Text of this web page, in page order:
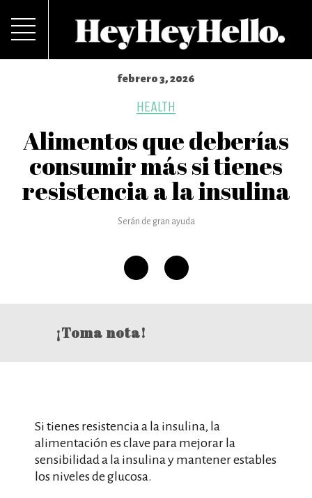
febrero 3, 2026
HEALTH
Alimentos que deberías
consumir más si tienes
resistencia a la insulina
Serán de gran ayuda
¡Toma nota!
Si tienes resistencia a la insulina, la
alimentación es clave para mejorar la
sensibilidad a la insulina y mantener estables
los niveles de glucosa.